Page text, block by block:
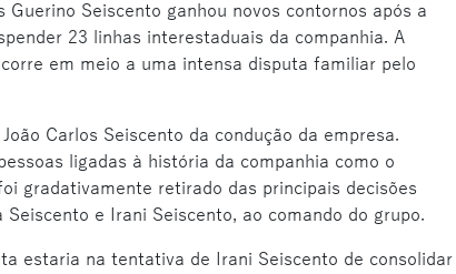
Seiscento ganhou novos contornos após a
23 linhas interestaduais da companhia. A
em meio a uma intensa disputa familiar pelo
Carlos Seiscento da condução da empresa.
ligadas à história da companhia como o
gradativamente retirado das principais decisões
e Irani Seiscento, ao comando do grupo.
estaria na tentativa de Irani Seiscento de consolidar